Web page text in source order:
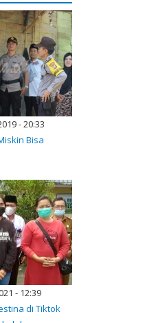
- 20:33
Bisa
- 12:39
di Tiktok